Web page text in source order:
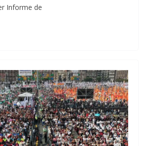
Informe de